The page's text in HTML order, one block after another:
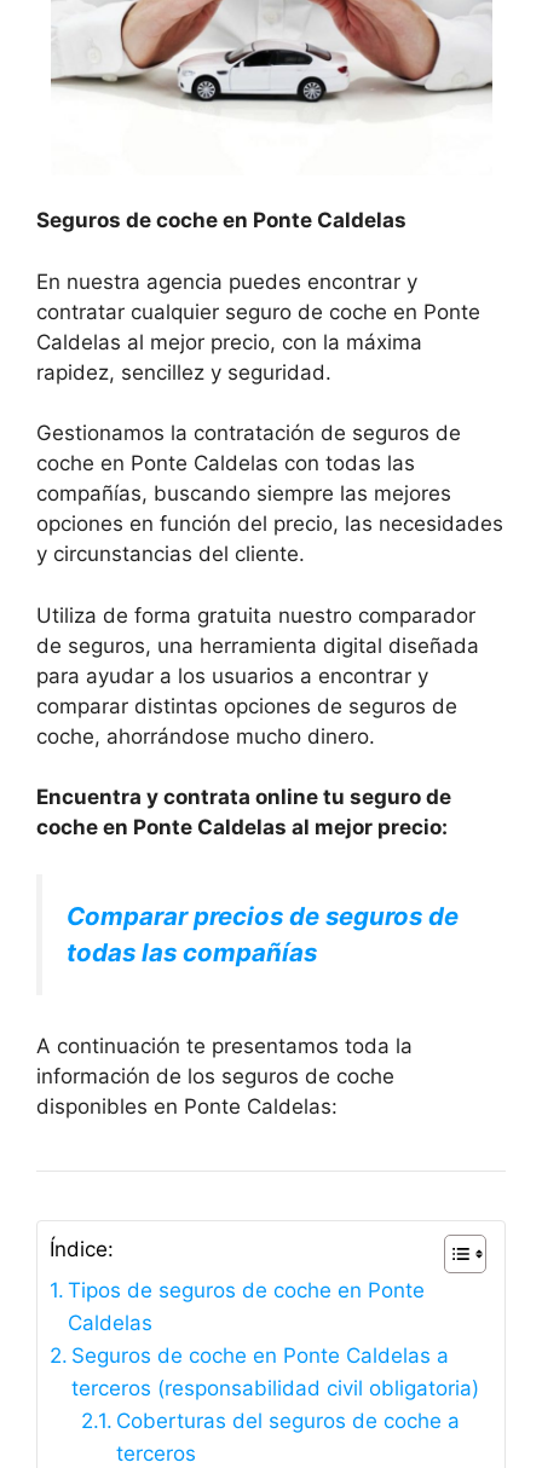
Seguros de coche en Ponte Caldelas
En nuestra agencia puedes encontrar y
contratar cualquier seguro de coche en Ponte
Caldelas al mejor precio, con la máxima
rapidez, sencillez y seguridad.
Gestionamos la contratación de seguros de
coche en Ponte Caldelas con todas las
compañías, buscando siempre las mejores
opciones en función del precio, las necesidades
y circunstancias del cliente.
Utiliza de forma gratuita nuestro comparador
de seguros, una herramienta digital diseñada
para ayudar a los usuarios a encontrar y
comparar distintas opciones de seguros de
coche, ahorrándose mucho dinero.
Encuentra y contrata online tu seguro de
coche en Ponte Caldelas al mejor precio:
Comparar precios de seguros de
todas las compañías
A continuación te presentamos toda la
información de los seguros de coche
disponibles en Ponte Caldelas:
Índice:
Tipos de seguros de coche en Ponte
Caldelas
Seguros de coche en Ponte Caldelas a
terceros (responsabilidad civil obligatoria)
Coberturas del seguros de coche a
terceros